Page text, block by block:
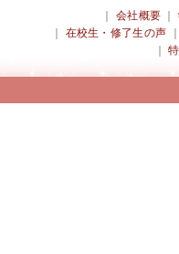
会社概要 ｜
在校生・修了生の声
｜